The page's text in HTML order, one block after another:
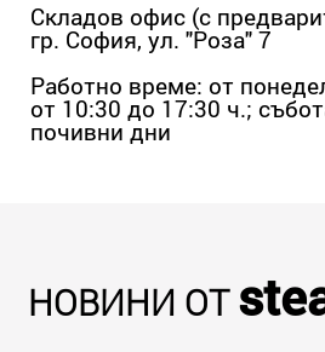
Складов офис (с
гр. София, ул. "Роза" 7
Работно време: от
от 10:30 до 17:30 ч.;
почивни дни
НОВИНИ ОТ